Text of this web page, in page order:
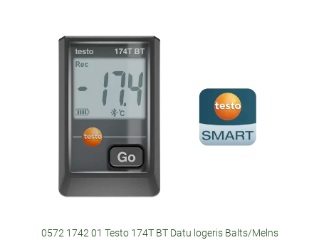
0572 1742 01 Testo 174T BT Datu logeris Balts/Melns